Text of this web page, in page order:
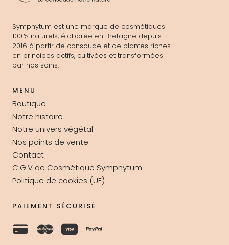
Symphytum est une marque de cosmétiques
100 % naturels, élaborée en Bretagne depuis
2016 à partir de consoude et de plantes riches
en principes actifs, cultivées et transformées
par nos soins.
MENU
Boutique
Notre histoire
Notre univers végétal
Nos points de vente
Contact
C.G.V de Cosmétique Symphytum
Politique de cookies (UE)
PAIEMENT SÉCURISÉ